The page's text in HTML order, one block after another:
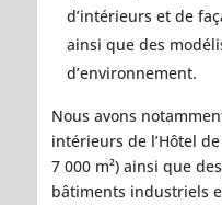
d’intérieurs et de
ainsi que des
d’environnement.
Nous avons
intérieurs de l’Hôtel
7 000 m²) ainsi que
bâtiments industriels